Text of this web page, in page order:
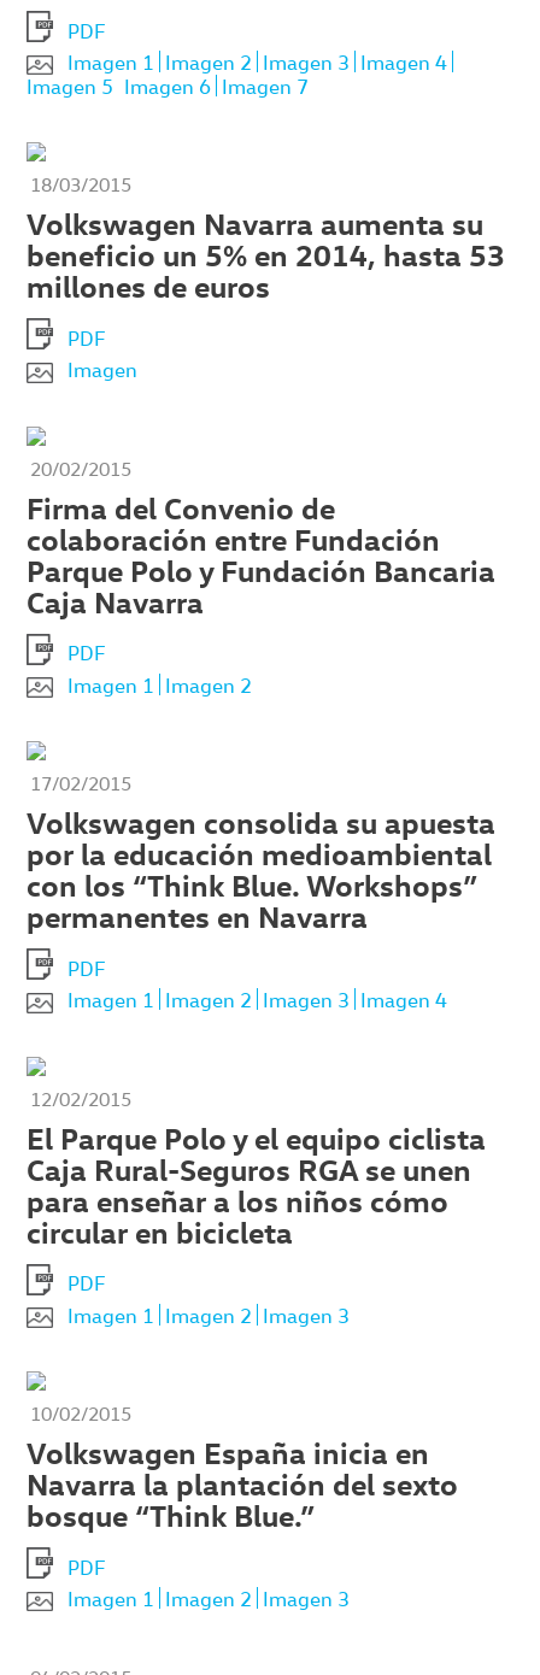
PDF
Imagen 1
Imagen 2 Imagen 3 Imagen 4
Imagen 5 Imagen 6 Imagen 7
18/03/2015
Volkswagen Navarra aumenta su
beneficio un 5% en 2014, hasta 53
millones de euros
PDF
Imagen
20/02/2015
Firma del Convenio de
colaboración entre Fundación
Parque Polo y Fundación Bancaria
Caja Navarra
PDF
Imagen 1
Imagen 2
17/02/2015
Volkswagen consolida su apuesta
por la educación medioambiental
con los “Think Blue. Workshops”
permanentes en Navarra
PDF
Imagen 1 Imagen 2 Imagen 3 Imagen 4
12/02/2015
El Parque Polo y el equipo ciclista
Caja Rural-Seguros RGA se unen
para enseñar a los niños cómo
circular en bicicleta
PDF
Imagen 1
Imagen 2 Imagen 3
10/02/2015
Volkswagen España inicia en
Navarra la plantación del sexto
bosque “Think Blue.”
PDF
Imagen 1
Imagen 2 Imagen 3